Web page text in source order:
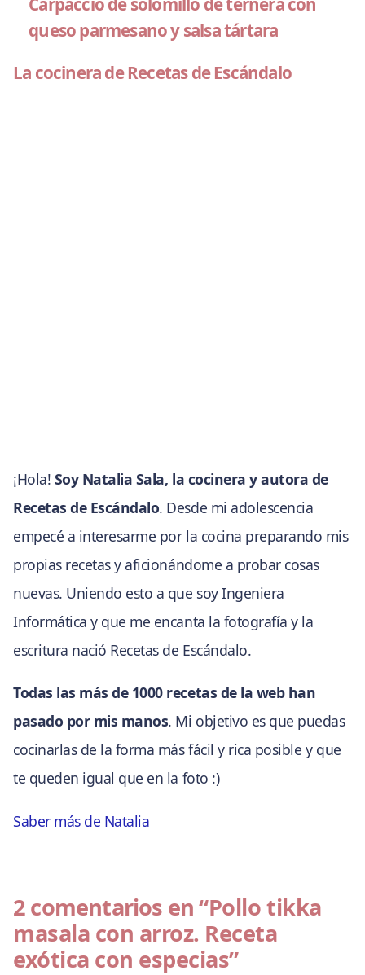
queso parmesano y salsa tártara
La cocinera de Recetas de Escándalo
¡Hola! Soy Natalia Sala, la cocinera y autora de
Recetas de Escándalo. Desde mi adolescencia
empecé a interesarme por la cocina preparando mis
propias recetas y aficionándome a probar cosas
nuevas. Uniendo esto a que soy Ingeniera
Informática y que me encanta la fotografía y la
escritura nació Recetas de Escándalo.
Todas las más de 1000 recetas de la web han
pasado por mis manos. Mi objetivo es que puedas
cocinarlas de la forma más fácil y rica posible y que
te queden igual que en la foto :)
Saber más de Natalia
2 comentarios en“Pollo tikka
masala con arroz. Receta
exótica con especias”